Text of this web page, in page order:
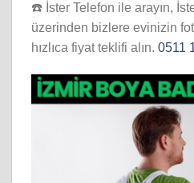
☎️ İster Telefon ile arayın,
üzerinden bizlere evinizin
hızlıca fiyat teklifi alın. 0511